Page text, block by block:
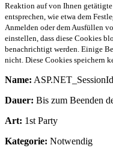
Reaktion auf von Ihnen
entsprechen, wie etwa dem
Anmelden oder dem Ausfüllen
einstellen, dass diese Cookies
benachrichtigt werden. Einige
nicht. Diese Cookies speichern
Name: ASP.NET_SessionId
Dauer: Bis zum Beenden
Art: 1st Party
Kategorie: Notwendig